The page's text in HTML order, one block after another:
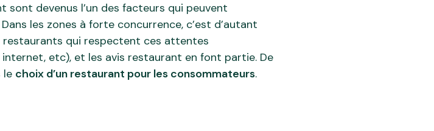
sont devenus l’un des facteurs qui peuvent
les zones à forte concurrence, c’est d’autant
restaurants qui respectent ces attentes
etc), et les avis restaurant en font partie. De
le choix d’un restaurant pour les consommateurs.